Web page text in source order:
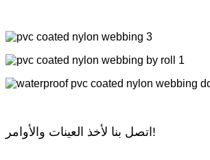
اتصل بنا لأخذ العينات والأوامر!